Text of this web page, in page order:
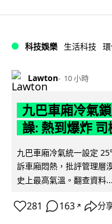
科技娛樂 生活科技
Lawton 10 小時
九巴車廂冷氣
譟: 熱到爆炸
九巴車廂冷氣統一設定
訴車廂悶熱，批評管理層
史上最高氣溫。翻查資料...
281 163 ↗ 分